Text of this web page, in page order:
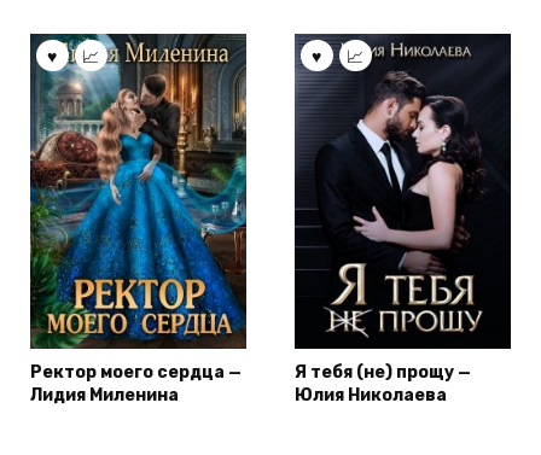
Ректор моего сердца —
Лидия Миленина
Я тебя (не) прощу —
Юлия Николаева